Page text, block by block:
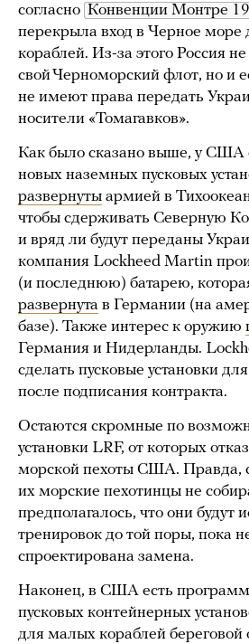
согласно Конвенции Монтре
перекрыла вход в Черное море
кораблей. Из-за этого Россия
свой Черноморский флот, но и
не имеют права передать
носители «Томагавков».
Как было сказано выше, у США
новых наземных пусковых
развернуты армией в
чтобы сдерживать Северную
и вряд ли будут переданы
компания Lockheed Martin
(и последнюю) батарею,
развернута в Германии (на
базе). Также интерес к оружию
Германия и Нидерланды.
сделать пусковые установки
после подписания контракта.
Остаются скромные по
установки LRF, от которых
морской пехоты США. Правда,
их морские пехотинцы не
предполагалось, что они будут
тренировок до той поры, пока
спроектирована замена.
Наконец, в США есть
пусковых контейнерных
для малых кораблей